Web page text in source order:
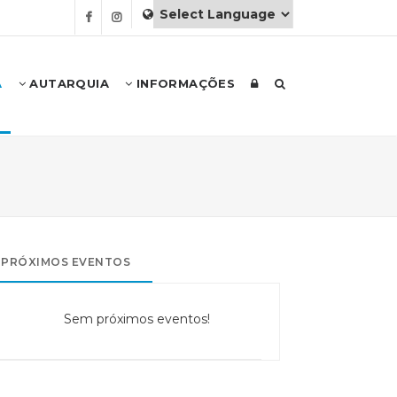
AUTARQUIA INFORMAÇÕES
PRÓXIMOS EVENTOS
Sem próximos eventos!